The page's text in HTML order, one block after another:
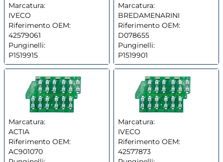
Marcatura:
IVECO
Riferimento OEM:
42579061
Punginelli:
P1519915
Marcatura:
BREDAMENARINI
Riferimento OEM:
D078655
Punginelli:
P1519901
Marcatura:
ACTIA
Riferimento OEM:
AC901070
Marcatura:
IVECO
Riferimento OEM:
42577873